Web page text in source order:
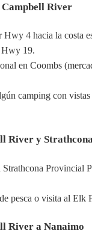
River
Hwy 4 hacia la costa
Hwy 19.
en Coombs
camping con
River y
Provincial
pesca o visita al Elk
River a Nanaimo